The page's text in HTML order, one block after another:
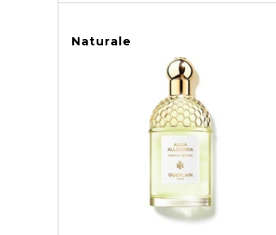
Naturale